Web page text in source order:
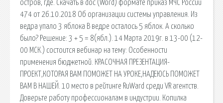
остров, где. Скачать в doc (Word) формате приказ МЧС России
474 от 26.10.2018 Об организации системы управления. Из
ведра упало 3 яблока В ведре осталось 5 яблок. А сколько
было? Решение: 3 + 5 = 8(ябл.). 14 Марта 2019г. в 13-00 (12-
00 МСК.) состоится вебинар на тему: Особенности
применения бюджетной. КРАСОЧНАЯ ПРЕЗЕНТАЦИЯ-
ПРОЕКТ,КОТОРАЯ ВАМ ПОМОЖЕТ НА УРОКЕ,НАДЕЮСЬ ПОМОЖЕТ
ВАМ В НАШЕЙ. 10 место в рейтинге RuWard среди VR агентств.
Доверьте работу профессионалам в индустрии. Копилка